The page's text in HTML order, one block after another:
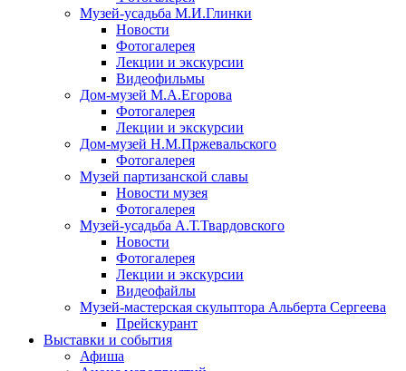
Музей-усадьба М.И.Глинки
Новости
Фотогалерея
Лекции и экскурсии
Видеофильмы
Дом-музей М.А.Егорова
Фотогалерея
Лекции и экскурсии
Дом-музей Н.М.Пржевальского
Фотогалерея
Музей партизанской славы
Новости музея
Фотогалерея
Музей-усадьба А.Т.Твардовского
Новости
Фотогалерея
Лекции и экскурсии
Видеофайлы
Музей-мастерская скульптора Альберта Сергеева
Прейскурант
Выставки и события
Афиша